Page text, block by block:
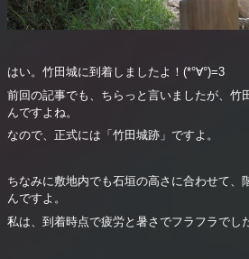
はい。竹田城に到着しましたよ！(*°∀°)=3
前回の記事でも、ちらっと言いましたが、竹
んですよね。
なので、正式には「竹田城跡」ですよ。
ちなみに敷地内でも石垣の高さに合わせて、
んですよ。
私は、到着時点で疲労と暑さでフラフラでし